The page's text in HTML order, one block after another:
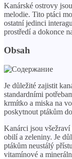
Kanárské ostrovy
melodie. Tito ptáci
ostatní jedinci
prostředí a dokonce
Obsah
Je důležité zajistit
standardními
krmítko a miska na
poskytnout ptákům
Kanárci jsou všežraví
obilí a zeleniny. Je
ptákům neustálý
vitamínové a